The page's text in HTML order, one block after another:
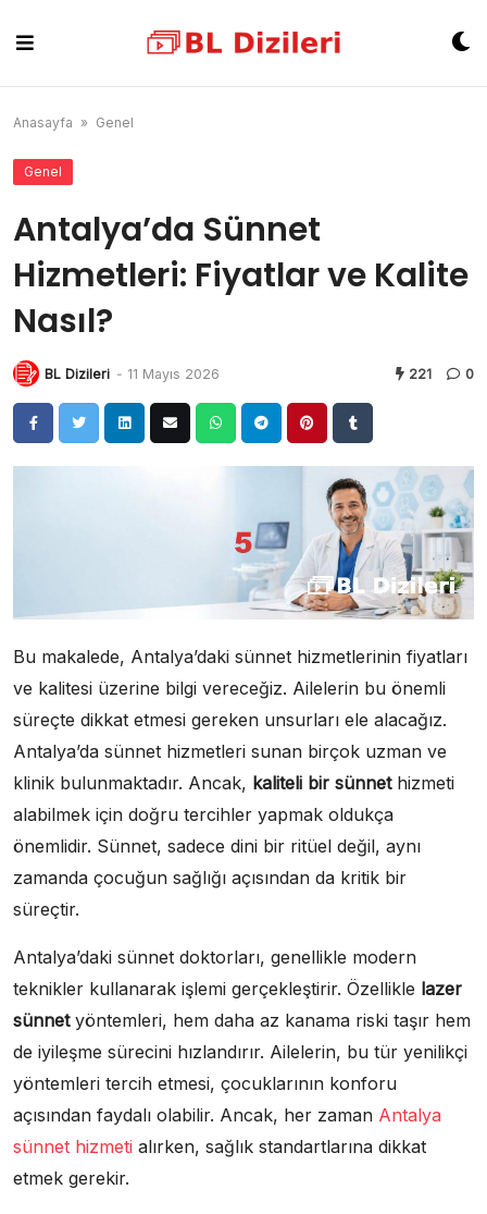
content
Anasayfa » Genel
Genel
Antalya’da Sünnet
Hizmetleri: Fiyatlar ve Kalite
Nasıl?
BL Dizileri - 11 Mayıs 2026 221 0
Bu makalede, Antalya’daki sünnet hizmetlerinin fiyatları
ve kalitesi üzerine bilgi vereceğiz. Ailelerin bu önemli
süreçte dikkat etmesi gereken unsurları ele alacağız.
Antalya’da sünnet hizmetleri sunan birçok uzman ve
klinik bulunmaktadır. Ancak, kaliteli bir sünnethizmeti
alabilmek için doğru tercihler yapmak oldukça
önemlidir. Sünnet, sadece dini bir ritüel değil, aynı
zamanda çocuğun sağlığı açısından da kritik bir
süreçtir.
Antalya’daki sünnet doktorları, genellikle modern
teknikler kullanarak işlemi gerçekleştirir. Özellikle lazer
sünnetyöntemleri, hem daha az kanama riski taşır hem
de iyileşme sürecini hızlandırır. Ailelerin, bu tür yenilikçi
yöntemleri tercih etmesi, çocuklarının konforu
açısından faydalı olabilir. Ancak, her zaman Antalya
sünnet hizmeti alırken, sağlık standartlarına dikkat
etmek gerekir.